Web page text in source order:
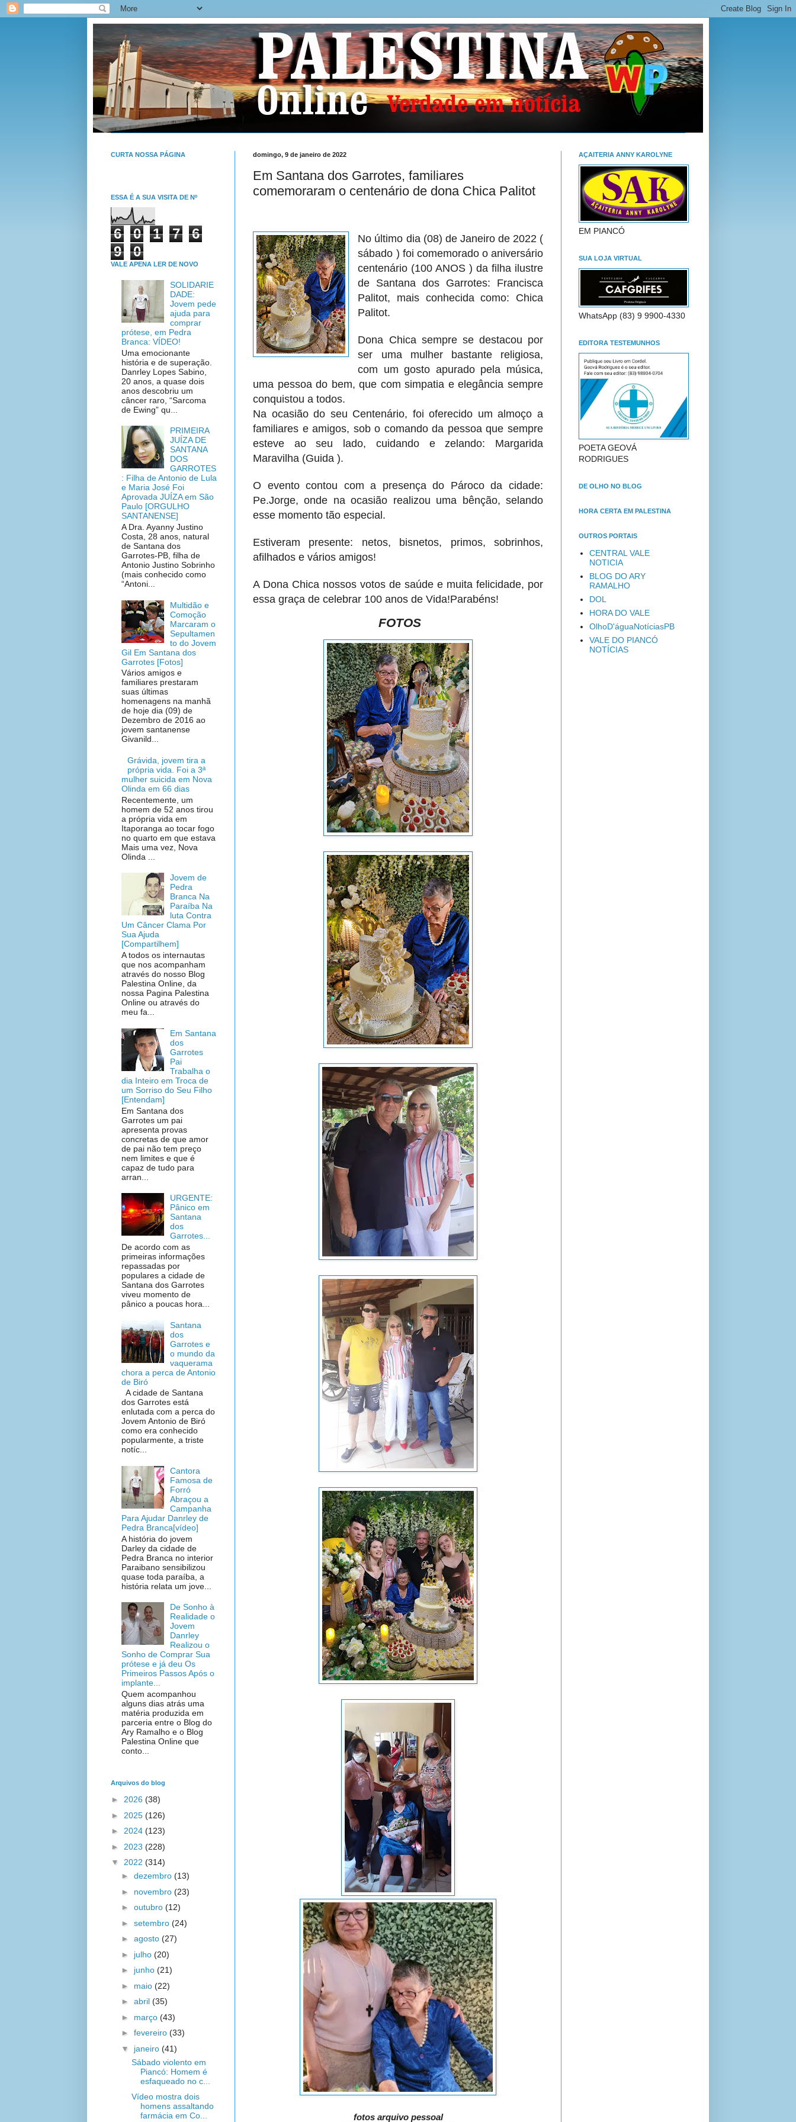
domingo, 9 de janeiro de 2022
Em Santana dos Garrotes, familiares
comemoraram o centenário de dona Chica Palitot
No último dia (08) de Janeiro de 2022 (
sábado ) foi comemorado o aniversário
centenário (100 ANOS ) da filha ilustre
de Santana dos Garrotes: Francisca
Palitot, mais conhecida como: Chica
Palitot.
Dona Chica sempre se destacou por
ser uma mulher bastante religiosa,
com um gosto apurado pela música,
uma pessoa do bem, que com simpatia e elegância sempre
conquistou a todos.
Na ocasião do seu Centenário, foi oferecido um almoço a
familiares e amigos, sob o comando da pessoa que sempre
esteve ao seu lado, cuidando e zelando: Margarida
Maravilha (Guida ).
O evento contou com a presença do Pároco da cidade:
Pe.Jorge, onde na ocasião realizou uma bênção, selando
esse momento tão especial.
Estiveram presente: netos, bisnetos, primos, sobrinhos,
afilhados e vários amigos!
A Dona Chica nossos votos de saúde e muita felicidade, por
essa graça de celebrar 100 anos de Vida!Parabéns!
FOTOS
fotos arquivo pessoal
CURTA NOSSA PÁGINA
ESSA É A SUA VISITA DE Nº
6 0 1 7
6
9
0
VALE APENA LER DE NOVO
SOLIDARIE
DADE:
Jovem pede
ajuda para
comprar
prótese, em Pedra
Branca: VÍDEO!
Uma emocionante
história e de superação.
Danrley Lopes Sabino,
20 anos, a quase dois
anos descobriu um
câncer raro, “Sarcoma
de Ewing” qu...
PRIMEIRA
JUÍZA DE
SANTANA
DOS
GARROTES
: Filha de Antonio de Lula
e Maria José Foi
Aprovada JUÍZA em São
Paulo [ORGULHO
SANTANENSE]
A Dra. Ayanny Justino
Costa, 28 anos, natural
de Santana dos
Garrotes-PB, filha de
Antonio Justino Sobrinho
(mais conhecido como
“Antoni...
Multidão e
Comoção
Marcaram o
Sepultamen
to do Jovem
Gil Em Santana dos
Garrotes [Fotos]
Vários amigos e
familiares prestaram
suas últimas
homenagens na manhã
de hoje dia (09) de
Dezembro de 2016 ao
jovem santanense
Givanild...
Grávida, jovem tira a
própria vida. Foi a 3ª
mulher suicida em Nova
Olinda em 66 dias
Recentemente, um
homem de 52 anos tirou
a própria vida em
Itaporanga ao tocar fogo
no quarto em que estava
Mais uma vez, Nova
Olinda ...
Jovem de
Pedra
Branca Na
Paraíba Na
luta Contra
Um Câncer Clama Por
Sua Ajuda
[Compartilhem]
A todos os internautas
que nos acompanham
através do nosso Blog
Palestina Online, da
nossa Pagina Palestina
Online ou através do
meu fa...
Em Santana
dos
Garrotes
Pai
Trabalha o
dia Inteiro em Troca de
um Sorriso do Seu Filho
[Entendam]
Em Santana dos
Garrotes um pai
apresenta provas
concretas de que amor
de pai não tem preço
nem limites e que é
capaz de tudo para
arran...
URGENTE:
Pânico em
Santana
dos
Garrotes...
De acordo com as
primeiras informações
repassadas por
populares a cidade de
Santana dos Garrotes
viveu momento de
pânico a poucas hora...
Santana
dos
Garrotes e
o mundo da
vaquerama
chora a perca de Antonio
de Biró
A cidade de Santana
dos Garrotes está
enlutada com a perca do
Jovem Antonio de Biró
como era conhecido
popularmente, a triste
notíc...
Cantora
Famosa de
Forró
Abraçou a
Campanha
Para Ajudar Danrley de
Pedra Branca[vídeo]
A história do jovem
Darley da cidade de
Pedra Branca no interior
Paraibano sensibilizou
quase toda paraíba, a
história relata um jove...
De Sonho à
Realidade o
Jovem
Danrley
Realizou o
Sonho de Comprar Sua
prótese e já deu Os
Primeiros Passos Após o
implante...
Quem acompanhou
alguns dias atrás uma
matéria produzida em
parceria entre o Blog do
Ary Ramalho e o Blog
Palestina Online que
conto...
Arquivos do blog
► 2026 (38)
► 2025 (126)
► 2024 (123)
► 2023 (228)
▼ 2022 (314)
► dezembro (13)
► novembro (23)
► outubro (12)
► setembro (24)
► agosto (27)
► julho (20)
► junho (21)
► maio (22)
► abril (35)
► março (43)
► fevereiro (33)
▼ janeiro (41)
Sábado violento em
Piancó: Homem é
esfaqueado no c...
Vídeo mostra dois
homens assaltando
farmácia em Co...
AÇAITERIA ANNY KAROLYNE
EM PIANCÓ
SUA LOJA VIRTUAL
WhatsApp (83) 9 9900-4330
EDITORA TESTEMUNHOS
POETA GEOVÁ
RODRIGUES
DE OLHO NO BLOG
HORA CERTA EM PALESTINA
OUTROS PORTAIS
CENTRAL VALE
NOTICIA
BLOG DO ARY
RAMALHO
DOL
HORA DO VALE
OlhoD'águaNotíciasPB
VALE DO PIANCÓ
NOTÍCIAS